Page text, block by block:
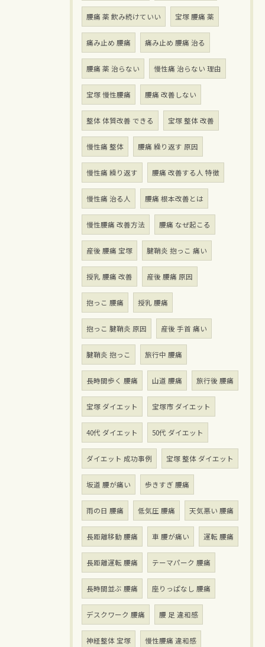
腰痛 薬 飲み続けていい 宝塚 腰痛 薬
痛み止め 腰痛 痛み止め 腰痛 治る
腰痛 薬 治らない 慢性痛 治らない 理由
宝塚 慢性腰痛 腰痛 改善しない
整体 体質改善 できる 宝塚 整体 改善
慢性痛 整体 腰痛 繰り返す 原因
慢性痛 繰り返す 腰痛 改善する人 特徴
慢性痛 治る人 腰痛 根本改善とは
慢性腰痛 改善方法 腰痛 なぜ起こる
産後 腰痛 宝塚 腱鞘炎 抱っこ 痛い
授乳 腰痛 改善 産後 腰痛 原因
抱っこ 腰痛 授乳 腰痛
抱っこ 腱鞘炎 原因 産後 手首 痛い
腱鞘炎 抱っこ 旅行中 腰痛
長時間歩く 腰痛 山道 腰痛 旅行後 腰痛
宝塚 ダイエット 宝塚市 ダイエット
40代 ダイエット 50代 ダイエット
ダイエット 成功事例 宝塚 整体 ダイエット
坂道 腰が痛い 歩きすぎ 腰痛
雨の日 腰痛 低気圧 腰痛 天気悪い 腰痛
長距離移動 腰痛 車 腰が痛い 運転 腰痛
長距離運転 腰痛 テーマパーク 腰痛
長時間並ぶ 腰痛 座りっぱなし 腰痛
デスクワーク 腰痛 腰 足 違和感
神経整体 宝塚 慢性腰痛 違和感